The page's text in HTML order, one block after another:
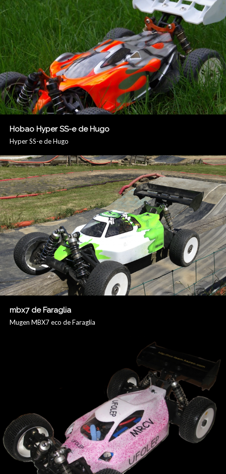
Hobao Hyper SS-e de Hugo
Hyper SS-e de Hugo
mbx7 de Faraglia
Mugen MBX7 eco de Faraglia